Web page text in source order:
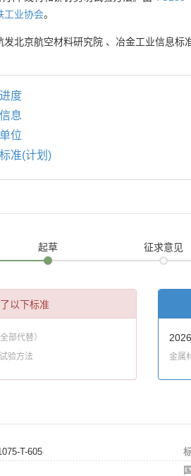
工业协会。
发北京航空材料研究院 、 冶金工业信息标
度
息
位
准(计划)
起草 征求意见
以下标准
全部代替）
验方法 金属
T-605